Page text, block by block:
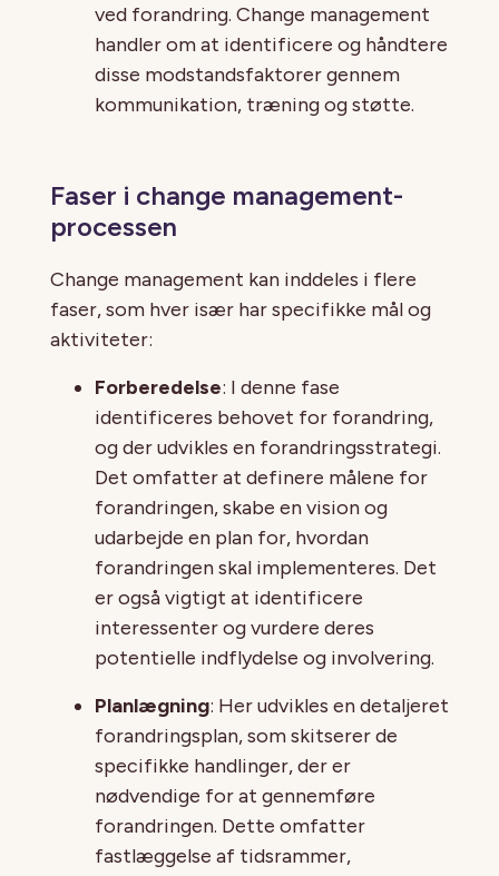
ved forandring. Change management
handler om at identificere og håndtere
disse modstandsfaktorer gennem
kommunikation, træning og støtte.
Faser i change management-
processen
Change management kan inddeles i flere
faser, som hver især har specifikke mål og
aktiviteter:
Forberedelse: I denne fase
identificeres behovet for forandring,
og der udvikles en forandringsstrategi.
Det omfatter at definere målene for
forandringen, skabe en vision og
udarbejde en plan for, hvordan
forandringen skal implementeres. Det
er også vigtigt at identificere
interessenter og vurdere deres
potentielle indflydelse og involvering.
Planlægning: Her udvikles en detaljeret
forandringsplan, som skitserer de
specifikke handlinger, der er
nødvendige for at gennemføre
forandringen. Dette omfatter
fastlæggelse af tidsrammer,